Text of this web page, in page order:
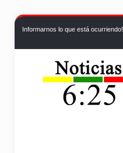
Informarnos lo que está ocurriendo!